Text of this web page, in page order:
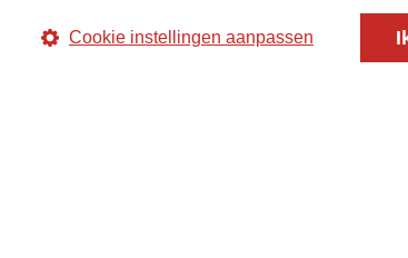
Cookie instellingen aanpassen